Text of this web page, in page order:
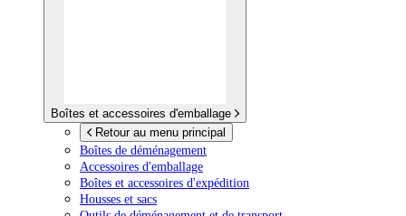
Boîtes et accessoires d'emballage
Retour au menu principal
Boîtes de déménagement
Accessoires d'emballage
Boîtes et accessoires d'expédition
Housses et sacs